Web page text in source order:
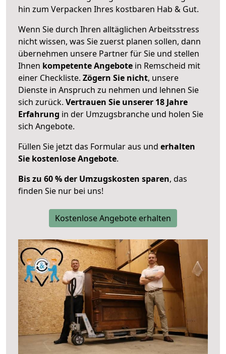
hin zum Verpacken Ihres kostbaren Hab & Gut.
Wenn Sie durch Ihren alltäglichen Arbeitsstress
nicht wissen, was Sie zuerst planen sollen, dann
übernehmen unsere Partner für Sie und stellen
Ihnen kompetente Angebote in Remscheid mit
einer Checkliste. Zögern Sie nicht, unsere
Dienste in Anspruch zu nehmen und lehnen Sie
sich zurück. Vertrauen Sie unserer 18 Jahre
Erfahrung in der Umzugsbranche und holen Sie
sich Angebote.
Füllen Sie jetzt das Formular aus und erhalten
Sie kostenlose Angebote.
Bis zu 60 % der Umzugskosten sparen, das
finden Sie nur bei uns!
Kostenlose Angebote erhalten